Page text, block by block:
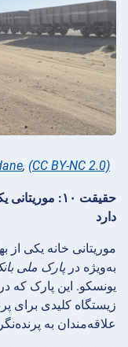
, (CC BY-NC 2.0)
حقیقت ۱۰:
دارد
موریتانی خانه یکی
به‌ویژه در پارک ملی
یونسکو. این پارک که
زیستگاه کلیدی برای
علاقه‌مندان به